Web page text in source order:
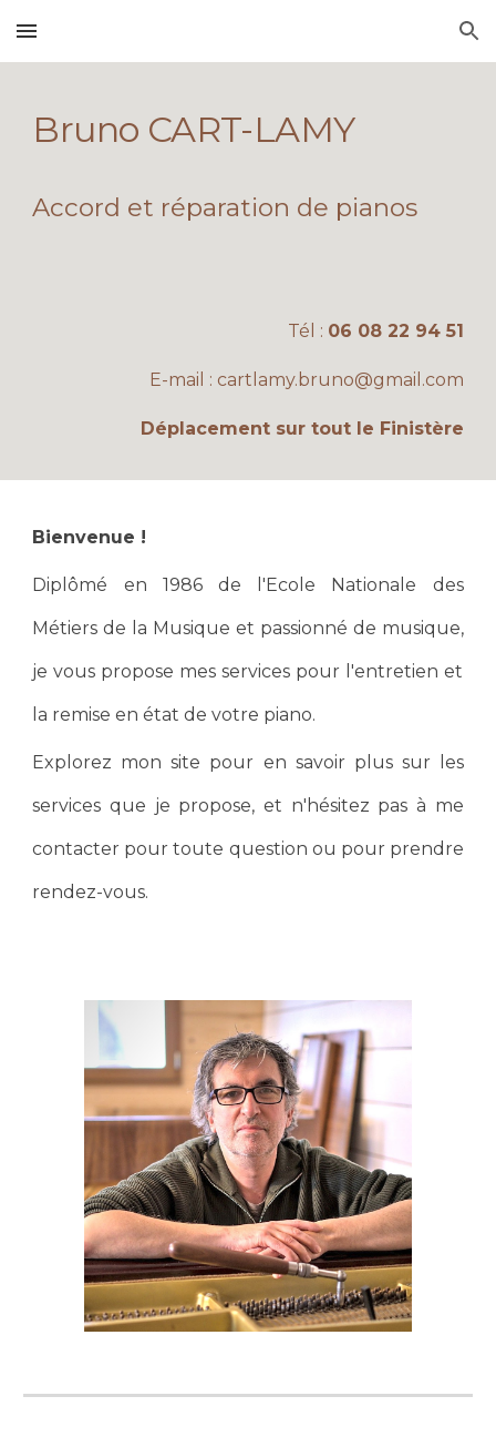
Skip to main content Skip to navigation
Bruno CART-LAMY
Accord et réparation de pianos
Tél : 06 08 22 94 51
E-mail : cartlamy.bruno@gmail.com
Déplacement sur tout le Finistère
Bienvenue !
Diplômé en 1986 de l'Ecole Nationale des
Métiers de la Musique et passionné de musique,
je vous propose mes services pour l'entretien et
la remise en état de votre piano.
Explorez mon site pour en savoir plus sur les
services que je propose, et n'hésitez pas à me
contacter pour toute question ou pour prendre
rendez-vous.